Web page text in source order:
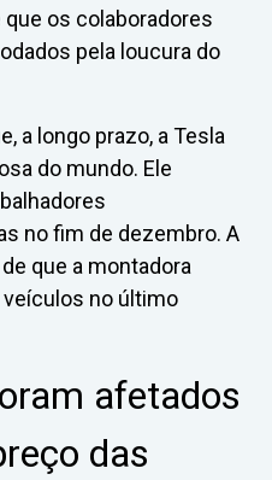
os colaboradores
pela loucura do
a longo prazo, a Tesla
do mundo. Ele
no fim de dezembro. A
que a montadora
no último
afetados
das